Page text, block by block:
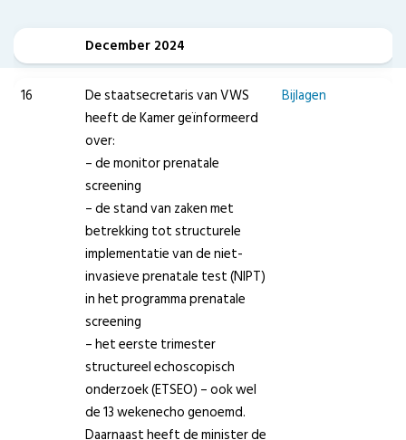
December 2024
16
De staatsecretaris van VWS
heeft de Kamer geïnformeerd
over:
– de monitor prenatale
screening
– de stand van zaken met
betrekking tot structurele
implementatie van de niet-
invasieve prenatale test (NIPT)
in het programma prenatale
screening
– het eerste trimester
structureel echoscopisch
onderzoek (ETSEO) – ook wel
de 13 wekenecho genoemd.
Daarnaast heeft de minister de
Bijlagen